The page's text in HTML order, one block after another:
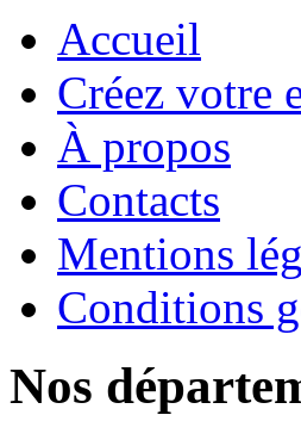
Accueil
Créez votre
À propos
Contacts
Mentions
Conditions
Nos